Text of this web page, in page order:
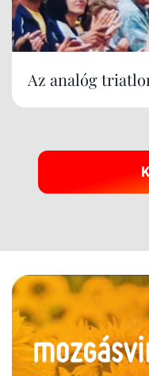
Az analóg